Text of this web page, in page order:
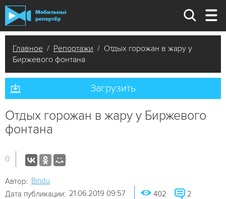
Главное / Репортажи / Отдых горожан в жару у
Биржевого фонтана
Загрузить
Отдых горожан в жару у Биржевого
фонтана
0
Автор: Bindu
Дата публикации: 21.06.2019 09:57 402 2